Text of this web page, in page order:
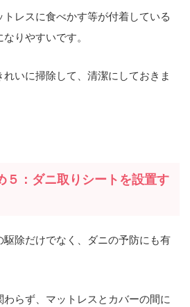
レスに食べかす等が付着している
りやすいです。
いに掃除して、清潔にしておきま
５：ダニ取りシートを設置す
駆除だけでなく、ダニの予防にも有
らず、マットレスとカバーの間に